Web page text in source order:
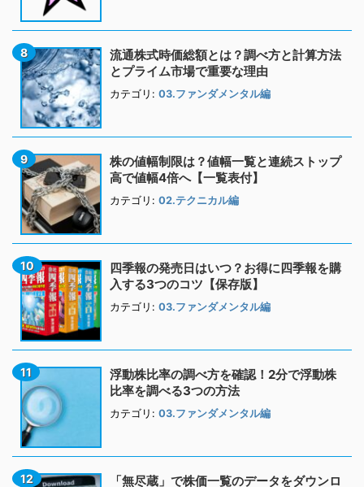
流通株式時価総額とは？調べ方と計算方法
とプライム市場で重要な理由
カテゴリ: 03.ファンダメンタル編
株の値幅制限は？値幅一覧と連続ストップ
高で値幅4倍へ【一覧表付】
カテゴリ: 02.テクニカル編
四季報の発売日はいつ？お得に四季報を購
入する3つのコツ【保存版】
カテゴリ: 03.ファンダメンタル編
浮動株比率の調べ方を確認！2分で浮動株
比率を調べる3つの方法
カテゴリ: 03.ファンダメンタル編
「無尽蔵」で株価一覧のデータをダウンロ